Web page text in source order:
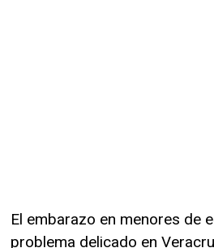
El embarazo en menores de
problema delicado en